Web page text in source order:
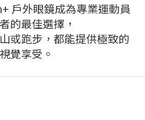
戶外眼鏡成為專業運動員
的最佳選擇，
或跑步，都能提供極致的
覺享受。